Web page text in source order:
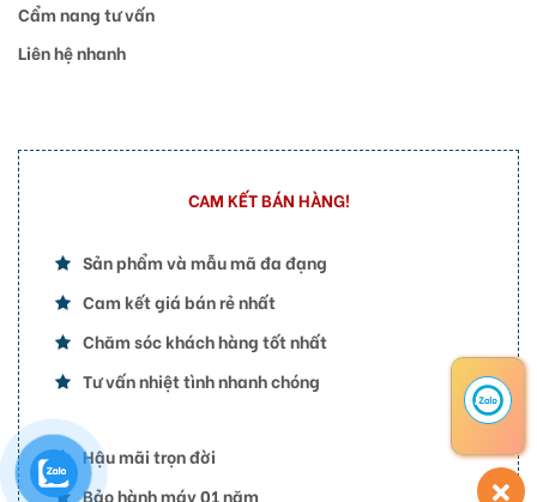
Cẩm nang tư vấn
Liên hệ nhanh
CAM KẾT BÁN HÀNG!
Sản phẩm và mẫu mã đa đạng
Cam kết giá bán rẻ nhất
Chăm sóc khách hàng tốt nhất
Tư vấn nhiệt tình nhanh chóng
Hậu mãi trọn đời
Bảo hành máy 01 năm